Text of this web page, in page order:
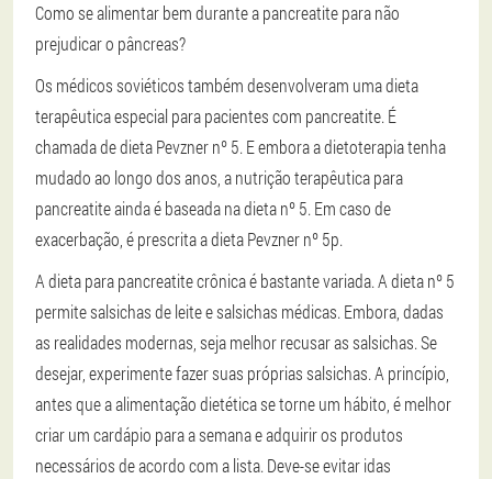
Como se alimentar bem durante a pancreatite para não
prejudicar o pâncreas?
Os médicos soviéticos também desenvolveram uma dieta
terapêutica especial para pacientes com pancreatite. É
chamada de dieta Pevzner nº 5. E embora a dietoterapia tenha
mudado ao longo dos anos, a nutrição terapêutica para
pancreatite ainda é baseada na dieta nº 5. Em caso de
exacerbação, é prescrita a dieta Pevzner nº 5p.
A dieta para pancreatite crônica é bastante variada. A dieta nº 5
permite salsichas de leite e salsichas médicas. Embora, dadas
as realidades modernas, seja melhor recusar as salsichas. Se
desejar, experimente fazer suas próprias salsichas. A princípio,
antes que a alimentação dietética se torne um hábito, é melhor
criar um cardápio para a semana e adquirir os produtos
necessários de acordo com a lista. Deve-se evitar idas